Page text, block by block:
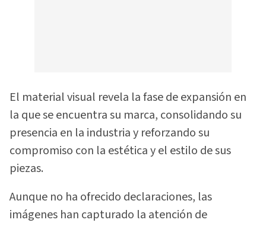
El material visual revela la fase de expansión en
la que se encuentra su marca, consolidando su
presencia en la industria y reforzando su
compromiso con la estética y el estilo de sus
piezas.
Aunque no ha ofrecido declaraciones, las
imágenes han capturado la atención de